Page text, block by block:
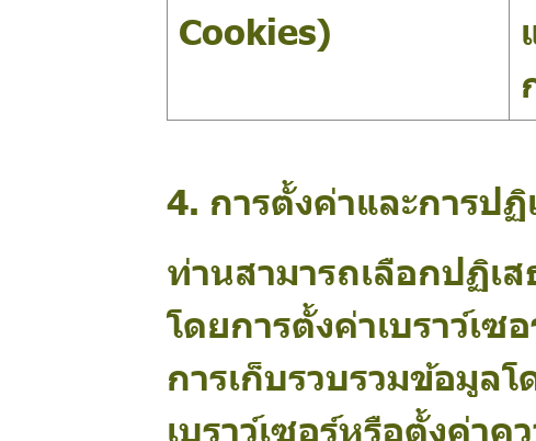
Cookies)
4. การตั้งค่าและการป
ท่านสามารถเลือกปฏิเ
โดยการตั้งค่าเบราว์เซ
การเก็บรวบรวมข้อมูล
เบราว์เซอร์หรือตั้งค่า